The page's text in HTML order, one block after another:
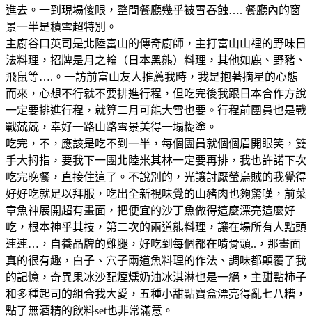
進去。一到現場傻眼，整間餐廳幾乎被雪吞蝕…. 餐廳內的窗
景一半是積雪超特別。
主廚谷口英司是北陸富山的傳奇廚師，主打富山山𥚃的野味日
法料理，招牌是月之輪（日本黑熊）料理，其他如鹿、野豬、
飛鼠等….。一訪前富山友人推薦我時，我是抱著摘星的心態
而來，心想不行就不要排進行程，但吃完後我跟日本合作方說
一定要排進行程，就算二月可能大雪也要。行程前團員也是戰
戰兢兢，幸好一路山路雪景美得一塌糊塗。
吃完，不，應該是吃不到一半，每個團員就個個眉開眼笑，雙
手大拇指，要我下一團北陸米其林一定要再排，我也許諾下次
吃完晚餐，直接住這了。不說別的，光讓討厭螢烏賊的我覺得
好好吃就足以拜服，吃出全新視味覺的山豬肉也夠驚嘆，前菜
章魚神展開超有畫面，把便宜的沙丁魚做得這麼漂亮這麼好
吃，根本神乎其技，第二次的兩道熊料理，讓在場所有人點頭
連連…，自養品牌的雞腿，好吃到每個都在啃骨頭..，那畫面
真的很有趣，白子、穴子兩道魚料理的作法、調味都顛覆了我
的記憶，奇異果冰沙配煙燻奶油冰淇淋也是一絕，主甜點柿子
和多種起司的組合我大愛，五種小甜點寶盒漂亮得亂七八糟，
點了無酒精的飲料set也非常滿意。